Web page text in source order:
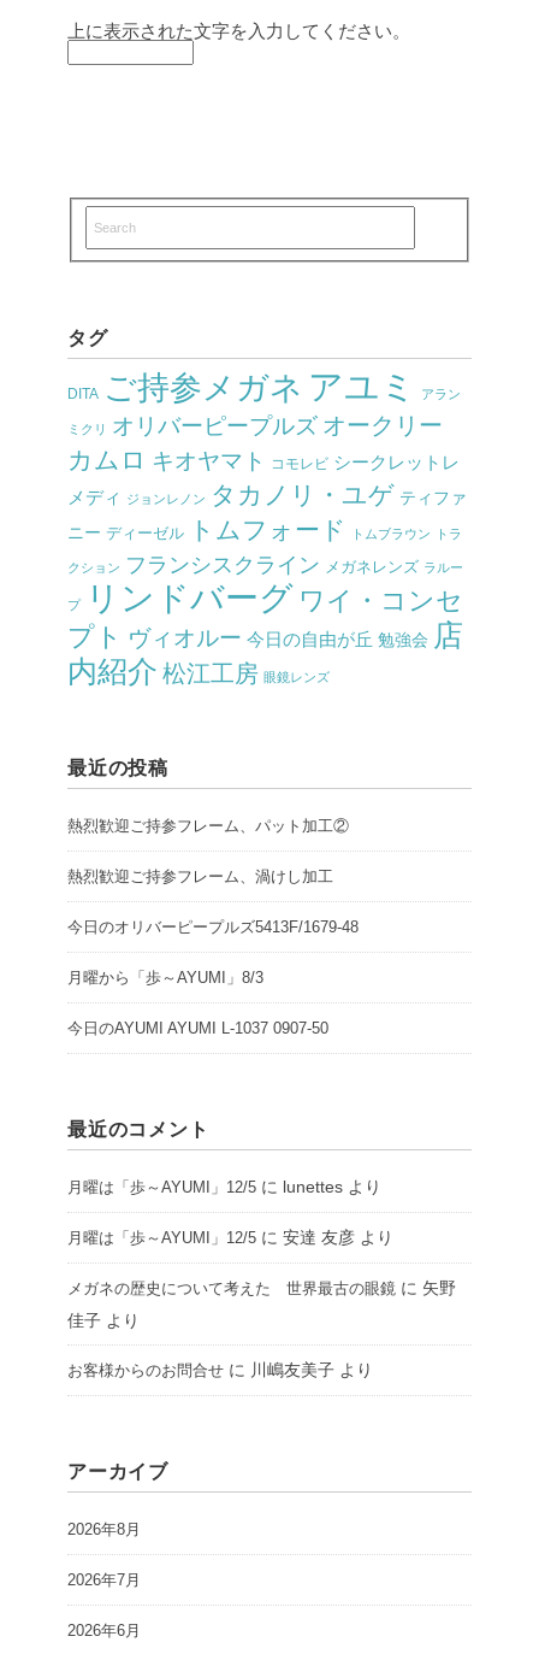
上に表示された文字を入力してください。
タグ
DITA ご持参メガネ アユミ アラン
ミクリ オリバーピープルズ オークリー
カムロ キオヤマト コモレビ シークレットレ
メディ
ジョンレノン タカノリ・ユゲ ティファ
ニー ディーゼル トムフォード トムブラウン トラ
クション フランシスクライン メガネレンズ ラルー
プ リンドバーグ ワイ・コンセ
プト ヴィオルー 今日の自由が丘 勉強会 店
内紹介 松江工房 眼鏡レンズ
最近の投稿
熱烈歓迎ご持参フレーム、パット加工②
熱烈歓迎ご持参フレーム、渦けし加工
今日のオリバーピープルズ5413F/1679-48
月曜から「歩～AYUMI」8/3
今日のAYUMI AYUMI L-1037 0907-50
最近のコメント
月曜は「歩～AYUMI」12/5 に lunettes より
月曜は「歩～AYUMI」12/5 に 安達 友彦 より
メガネの歴史について考えた 世界最古の眼鏡 に 矢野
佳子 より
お客様からのお問合せ に 川嶋友美子 より
アーカイブ
2026年8月
2026年7月
2026年6月